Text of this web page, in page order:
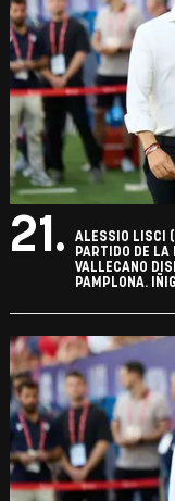
21.
ALESSIO LISCI
PARTIDO DE LA
VALLECANO
PAMPLONA.